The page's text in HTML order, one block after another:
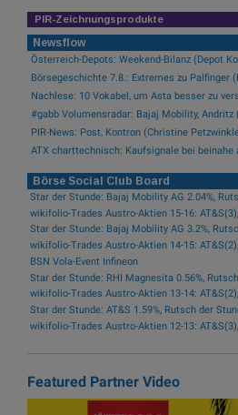
PIR-Zeichnungsprodukte
Newsflow
Österreich-Depots: Weekend-Bilanz (Depot
Börsegeschichte 7.8.: Extremes zu Palfinger
Nachlese: 10 Vokabel, um Asta besser zu
#gabb Volumensradar: Bajaj Mobility, Andritz
PIR-News: Post, Kontron (Christine
ATX charttechnisch: Kaufsignale bei beinahe
Börse Social Club Board
Star der Stunde: Bajaj Mobility AG 2.04%,
wikifolio-Trades Austro-Aktien 14-15:
BSN Vola-Event Infineon
Star der Stunde: RHI Magnesita 0.56%,
wikifolio-Trades Austro-Aktien 13-14:
Star der Stunde: AT&S 1.59%, Rutsch der
wikifolio-Trades Austro-Aktien 12-13:
Featured Partner Video